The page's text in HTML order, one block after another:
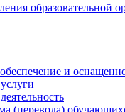
образовательной
и
(перевода)